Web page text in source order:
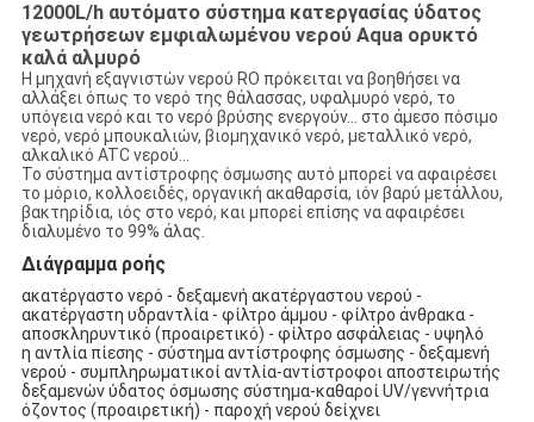
12000L/h αυτόματο σύστημα κατεργασίας ύδατος
γεωτρήσεων εμφιαλωμένου νερού Aqua ορυκτό
καλά αλμυρό
Η μηχανή εξαγνιστών νερού RO πρόκειται να βοηθήσει να
αλλάξει όπως το νερό της θάλασσας, υφαλμυρό νερό, το
υπόγεια νερό και το νερό βρύσης ενεργούν… στο άμεσο πόσιμο
νερό, νερό μπουκαλιών, βιομηχανικό νερό, μεταλλικό νερό,
αλκαλικό ATC νερού…
Το σύστημα αντίστροφης όσμωσης αυτό μπορεί να αφαιρέσει
το μόριο, κολλοειδές, οργανική ακαθαρσία, ιόν βαρύ μετάλλου,
βακτηρίδια, ιός στο νερό, και μπορεί επίσης να αφαιρέσει
διαλυμένο το 99% άλας.
Διάγραμμα ροής
ακατέργαστο νερό - δεξαμενή ακατέργαστου νερού -
ακατέργαστη υδραντλία - φίλτρο άμμου - φίλτρο άνθρακα -
αποσκληρυντικό (προαιρετικό) - φίλτρο ασφάλειας - υψηλό
η αντλία πίεσης - σύστημα αντίστροφης όσμωσης - δεξαμενή
νερού - συμπληρωματικοί αντλία-αντίστροφοι αποστειρωτής
δεξαμενών ύδατος όσμωσης σύστημα-καθαροί UV/γεννήτρια
όζοντος (προαιρετική) - παροχή νερού δείχνει